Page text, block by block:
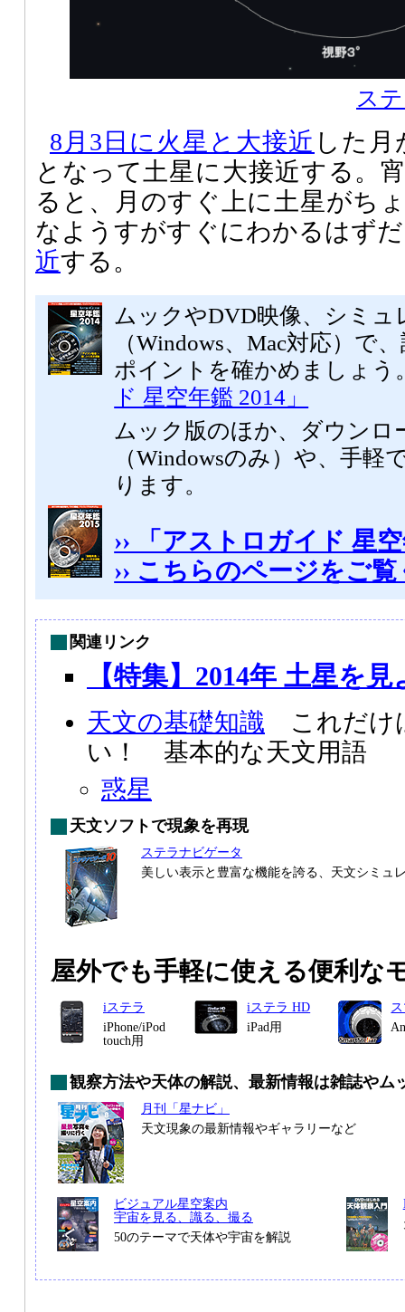
ス
8月3日に火星と大接近 した月
となって土星に大接近する。
ると、月のすぐ上に土星がち
なようすがすぐにわかるはず
近する。
ムックやDVD映像、シミュ
（Windows、Mac対応）で
ポイントを確かめましょ
ド 星空年鑑 2014」
ムック版のほか、ダウンロ
（Windowsのみ）や、手軽
ります。
›› 「アストロガイド 星
›› こちらのページをご
関連リンク
【特集】2014年 土星を見
天文の基礎知識 これだけ
い！ 基本的な天文用語
惑星
天文ソフトで現象を再現
ステラナビゲータ
美しい表示と豊富な機能を誇る、天文シミュ
屋外でも手軽に使える便利な
iステラ
iPhone/iPod
touch用
iステラ HD
iPad用
観察方法や天体の解説、最新情報は雑誌やム
月刊「星ナビ」
天文現象の最新情報やギャラリーなど
ビジュアル星空案内
宇宙を見る、識る、撮る
50のテーマで天体や宇宙を解説